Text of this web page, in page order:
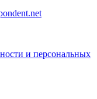
и персональных